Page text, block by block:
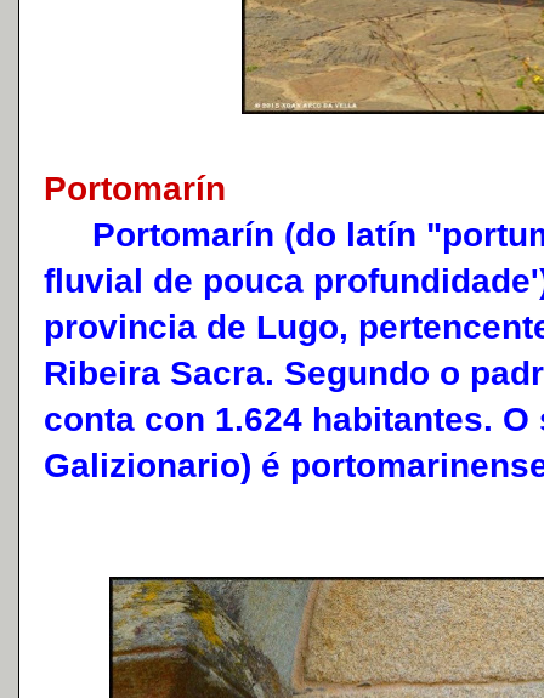
Portomarín
Portomarín (do latín
fluvial de pouca
provincia de Lugo,
Ribeira Sacra. Segundo o
conta con 1.624 habitantes.
Galizionario) é